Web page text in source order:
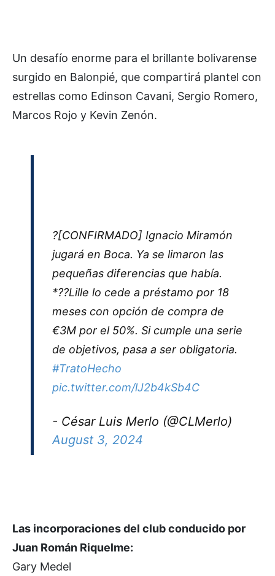
Un desafío enorme para el brillante bolivarense
surgido en Balonpié, que compartirá plantel con
estrellas como Edinson Cavani, Sergio Romero,
Marcos Rojo y Kevin Zenón.
?[CONFIRMADO] Ignacio Miramón
jugará en Boca. Ya se limaron las
pequeñas diferencias que había.
*??Lille lo cede a préstamo por 18
meses con opción de compra de
€3M por el 50%. Si cumple una serie
de objetivos, pasa a ser obligatoria.
#TratoHecho
pic.twitter.com/lJ2b4kSb4C
- César Luis Merlo (@CLMerlo)
August 3, 2024
Las incorporaciones del club conducido por
Juan Román Riquelme:
Gary Medel